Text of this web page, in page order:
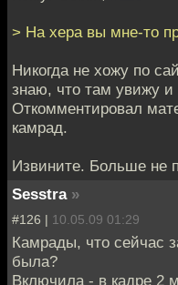
> На хера вы мне-то
Никогда не хожу по
знаю, что там увижу и
Откомментировал
камрад.
Извините. Больше не
Sesstra »
#126 | 10.05.09 01:29
Камрады, что сейчас
была?
Включила - в кадре 2